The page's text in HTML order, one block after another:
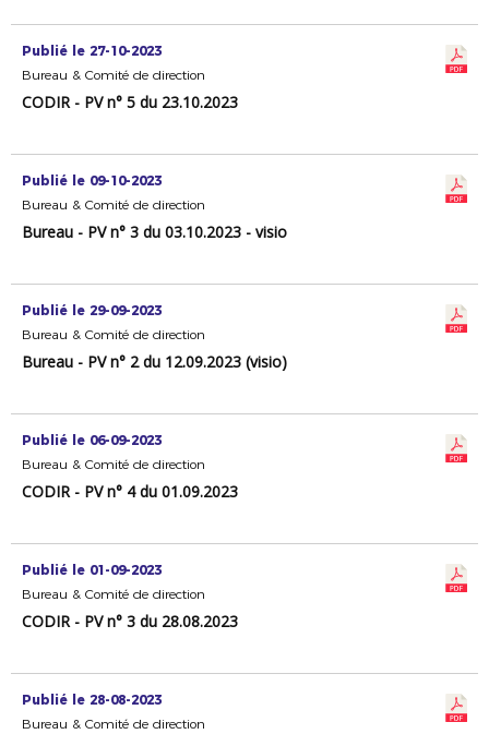
Publié le 27-10-2023
Bureau & Comité de direction
CODIR - PV n° 5 du 23.10.2023
Publié le 09-10-2023
Bureau & Comité de direction
Bureau - PV n° 3 du 03.10.2023 - visio
Publié le 29-09-2023
Bureau & Comité de direction
Bureau - PV n° 2 du 12.09.2023 (visio)
Publié le 06-09-2023
Bureau & Comité de direction
CODIR - PV n° 4 du 01.09.2023
Publié le 01-09-2023
Bureau & Comité de direction
CODIR - PV n° 3 du 28.08.2023
Publié le 28-08-2023
Bureau & Comité de direction